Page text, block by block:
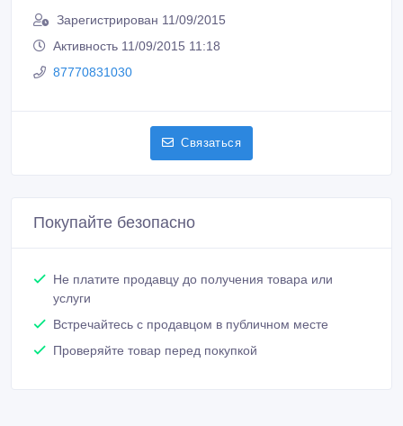
Зарегистрирован 11/09/2015
Активность 11/09/2015 11:18
87770831030
Связаться
Покупайте безопасно
Не платите продавцу до получения товара или
услуги
Встречайтесь с продавцом в публичном месте
Проверяйте товар перед покупкой